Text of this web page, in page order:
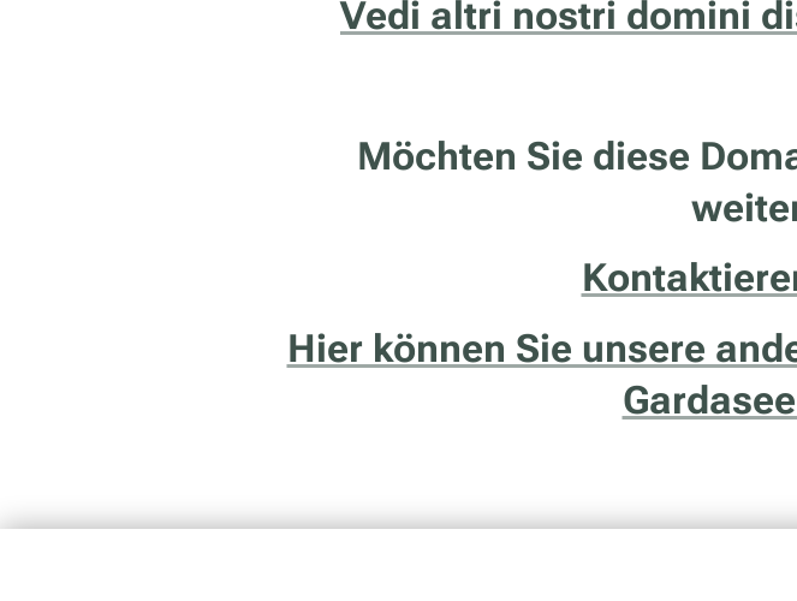
Vedi altri nostri domini
Möchten Sie diese
Hier können Sie unsere